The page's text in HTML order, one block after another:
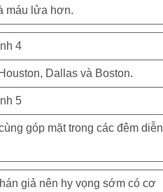
máu lửa hơn.
Dallas và Boston.
góp mặt trong các đêm diễn
giả nên hy vọng sớm có cơ